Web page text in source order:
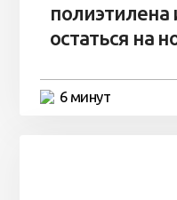
остаться на
6 минут